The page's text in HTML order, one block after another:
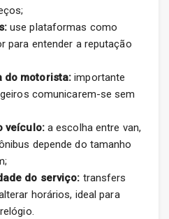
use plataformas como
para entender a reputação
do motorista: importante
comunicarem-se sem
veículo:a escolha entre van,
depende do tamanho
do serviço: transfers
horários, ideal para